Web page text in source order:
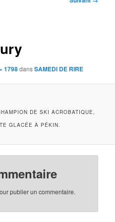
1798dansSAMEDI DE RIRE
DE SKI ACROBATIQUE,
GLACÉE À PÉKIN.
publier un commentaire.